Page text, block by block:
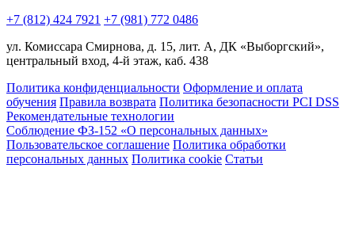
+7 (812) 424 7921 +7 (981) 772 0486
ул. Комиссара Смирнова, д. 15, лит. А, ДК «Выборгский»,
центральный вход, 4-й этаж, каб. 438
Политика конфиденциальности Оформление и оплата
обучения Правила возврата Политика безопасности PCI DSS
Рекомендательные технологии
Соблюдение ФЗ-152 «О персональ­ных данных»
Пользовательское соглашение Политика обработки
персональных данных Политика cookie Статьи